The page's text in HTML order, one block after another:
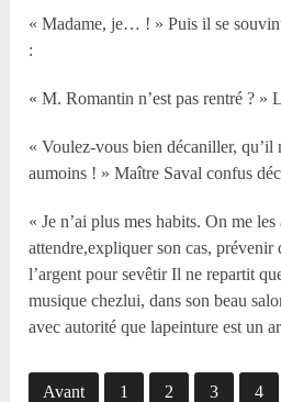
« Madame, je… ! » Puis il se
:
« M. Romantin n’est pas rentré ? »
« Voulez-vous bien décaniller, qu’il
aumoins ! » Maître Saval confus
« Je n’ai plus mes habits. On me
attendre,expliquer son cas, prévenir
l’argent pour sevêtir Il ne repartit
musique chezlui, dans son beau
avec autorité que lapeinture est un
Avant 1 2 3 4